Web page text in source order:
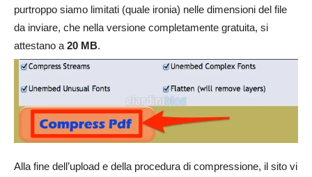
purtroppo siamo limitati (quale ironia) nelle dimensioni del file
da inviare, che nella versione completamente gratuita, si
attestano a 20 MB.
Alla fine dell’upload e della procedura di compressione, il sito vi